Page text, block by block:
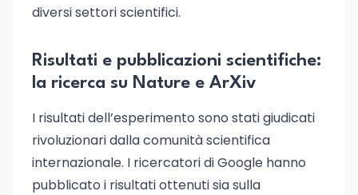
diversi settori scientifici.
Risultati e pubblicazioni scientifiche:
la ricerca su Nature e ArXiv
I risultati dell’esperimento sono stati giudicati
rivoluzionari dalla comunità scientifica
internazionale. I ricercatori di Google hanno
pubblicato i risultati ottenuti sia sulla